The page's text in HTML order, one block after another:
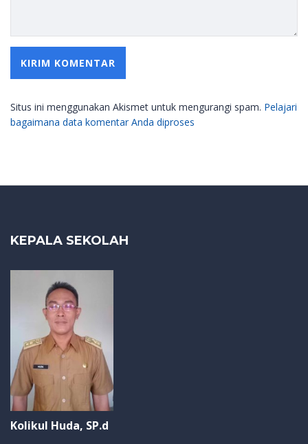
Situs ini menggunakan Akismet untuk mengurangi spam. Pelajari
bagaimana data komentar Anda diproses
KEPALA SEKOLAH
Kolikul Huda, SP.d